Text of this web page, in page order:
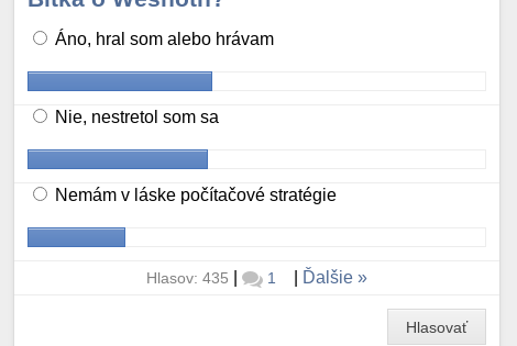
Áno, hral som alebo hrávam
Nie, nestretol som sa
Nemám v láske počítačové stratégie
Hlasov: 435 | 1 Ďalšie
Hlasovať